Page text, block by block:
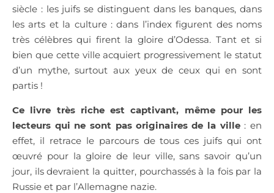
siècle : les juifs se distinguent dans les banques, dans
les arts et la culture : dans l’index figurent des noms
très célèbres qui firent la gloire d’Odessa. Tant et si
bien que cette ville acquiert progressivement le statut
d’un mythe, surtout aux yeux de ceux qui en sont
partis !
Ce livre très riche est captivant, même pour les
lecteurs qui ne sont pas originaires de la ville: en
effet, il retrace le parcours de tous ces juifs qui ont
œuvré pour la gloire de leur ville, sans savoir qu’un
jour, ils devraient la quitter, pourchassés à la fois par la
Russie et par l’Allemagne nazie.